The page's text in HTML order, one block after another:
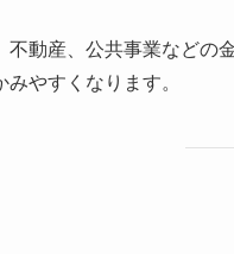
不動産、公共事業などの
やすくなります。